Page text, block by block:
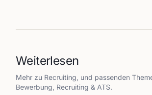
Weiterlesen
Mehr zu Recruiting, und passenden
Bewerbung, Recruiting & ATS.